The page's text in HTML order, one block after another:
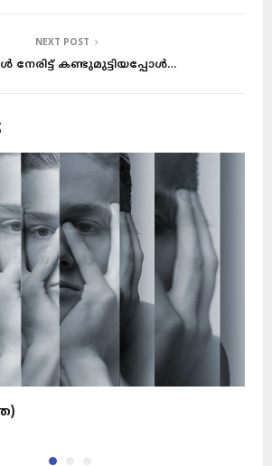
NEXT POST
നേരിട്ട് കണ്ടുമുട്ടിയപ്പോൾ…